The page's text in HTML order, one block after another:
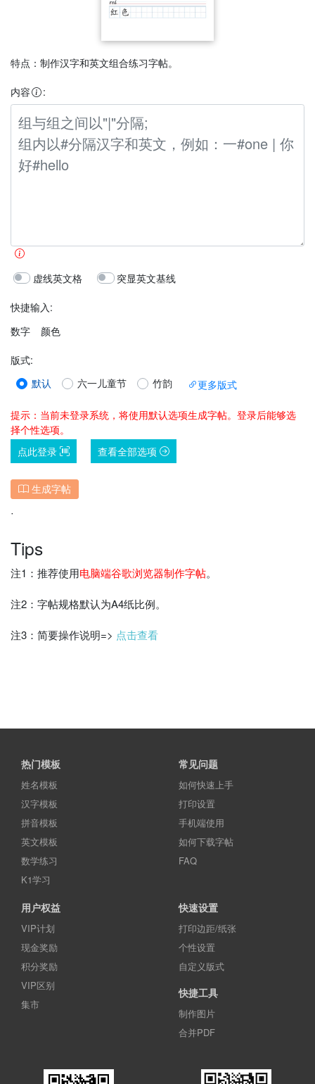
特点：制作汉字和英文组合练习字帖。
内容 :
虚线英文格 突显英文基线
快捷输入:
数字
颜色
版式:
默认
六一儿童节 竹韵 更多版式
提示：当前未登录系统，将使用默认选项生成字帖。登录后能够选
择个性选项。
点此登录
查看全部选项
生成字帖
˙
Tips
注1：推荐使用电脑端谷歌浏览器制作字帖。
注2：字帖规格默认为A4纸比例。
注3：简要操作说明=> 点击查看
热门模板
姓名模板
汉字模板
拼音模板
英文模板
数学练习
K1学习
常见问题
如何快速上手
打印设置
手机端使用
如何下载字帖
FAQ
用户权益
VIP计划
现金奖励
积分奖励
VIP区别
集市
快速设置
打印边距/纸张
个性设置
自定义版式
快捷工具
制作图片
合并PDF